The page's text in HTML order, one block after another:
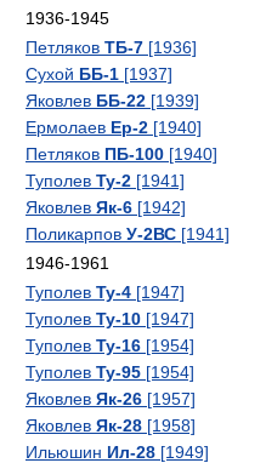
1936-1945
Петляков ТБ-7 [1936]
Сухой ББ-1 [1937]
Яковлев ББ-22 [1939]
Ермолаев Ер-2 [1940]
Петляков ПБ-100 [1940]
Туполев Ту-2 [1941]
Яковлев Як-6 [1942]
Поликарпов У-2ВС [1941]
1946-1961
Туполев Ту-4 [1947]
Туполев Ту-10 [1947]
Туполев Ту-16 [1954]
Туполев Ту-95 [1954]
Яковлев Як-26 [1957]
Яковлев Як-28 [1958]
Ильюшин Ил-28 [1949]